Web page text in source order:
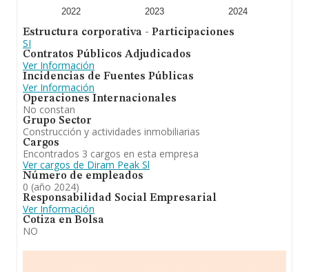
2022 2023 2024
Estructura corporativa - Participaciones
SI
Contratos Públicos Adjudicados
Ver Información
Incidencias de Fuentes Públicas
Ver Información
Operaciones Internacionales
No constan
Grupo Sector
Construcción y actividades inmobiliarias
Cargos
Encontrados 3 cargos en esta empresa
Ver cargos de Diram Peak Sl
Número de empleados
0 (año 2024)
Responsabilidad Social Empresarial
Ver Información
Cotiza en Bolsa
NO